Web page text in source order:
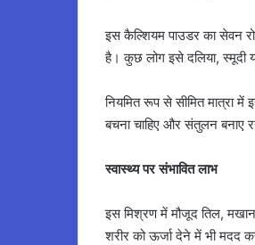
इस कैल्शियम पाउडर का सेवन
है। कुछ लोग इसे दलिया, स्मूदी
नियमित रूप से सीमित मात्रा
बचना चाहिए और संतुलन बनाए
स्वास्थ्य पर संभावित लाभ
इस मिश्रण में मौजूद तिल,
शरीर को ऊर्जा देने में भी मदद